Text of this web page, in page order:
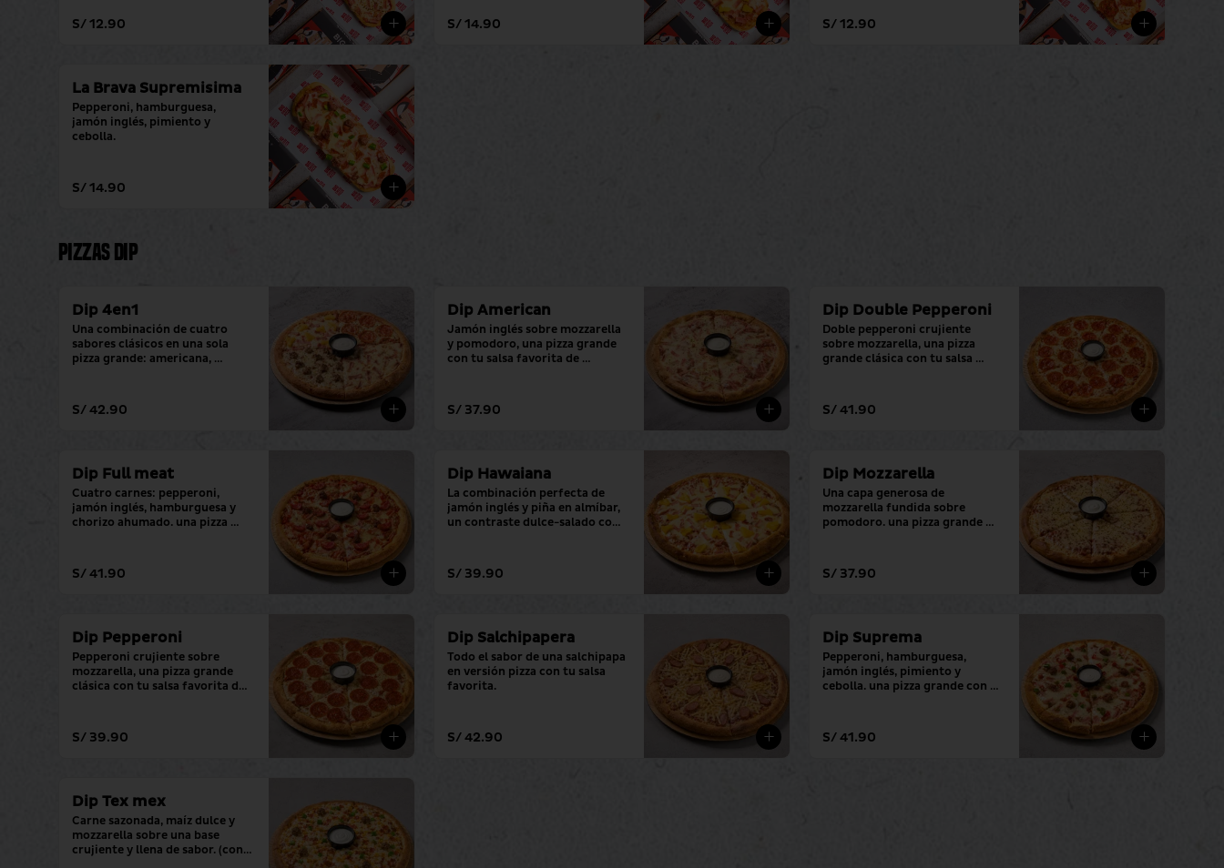
S/ 12.90 S/ 14.90 S/ 12.90
La Brava Supremisima
Pepperoni, hamburguesa,
jamón inglés, pimiento y
cebolla.
S/ 14.90
Pizzas Dip
Dip 4en1
Una combinación de cuatro
sabores clásicos en una sola
pizza grande: americana,
favorita)
S/ 42.90
Dip American
Jamón inglés sobre mozzarella
y pomodoro, una pizza grande
con tu salsa favorita de
S/ 37.90
Dip Double Pepperoni
Doble pepperoni crujiente
sobre mozzarella, una pizza
grande clásica con tu salsa
S/ 41.90
Dip Full meat
Cuatro carnes: pepperoni,
jamón inglés, hamburguesa y
chorizo ahumado. una pizza
S/ 41.90
Dip Hawaiana
La combinación perfecta de
jamón inglés y piña en almíbar,
un contraste dulce-salado con
S/ 39.90
Dip Mozzarella
Una capa generosa de
mozzarella fundida sobre
pomodoro. una pizza grande
S/ 37.90
Dip Pepperoni
Pepperoni crujiente sobre
mozzarella, una pizza grande
clásica con tu salsa favorita de
S/ 39.90
Dip Salchipapera
Todo el sabor de una salchipapa
en versión pizza con tu salsa
favorita.
S/ 42.90
Dip Suprema
Pepperoni, hamburguesa,
jamón inglés, pimiento y
cebolla. una pizza grande con tu
S/ 41.90
Dip Tex mex
Carne sazonada, maíz dulce y
mozzarella sobre una base
crujiente y llena de sabor. (con